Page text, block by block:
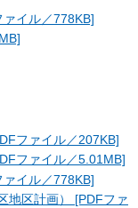
イル／778KB]
ファイル／207KB]
ファイル／5.01MB]
イル／778KB]
地区計画） [PDFファ